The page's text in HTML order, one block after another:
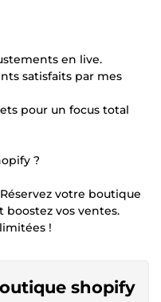
en live.
satisfaits par mes
pour un focus total
?
votre boutique
vos ventes.
!
shopify